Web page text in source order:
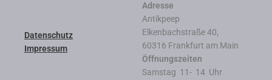
Datenschutz
Impressum
Adresse
Antikpeep
Elkenbachstraße 40,
60316 Frankfurt am Main
Öffnungszeiten
Samstag 11- 14 Uhr